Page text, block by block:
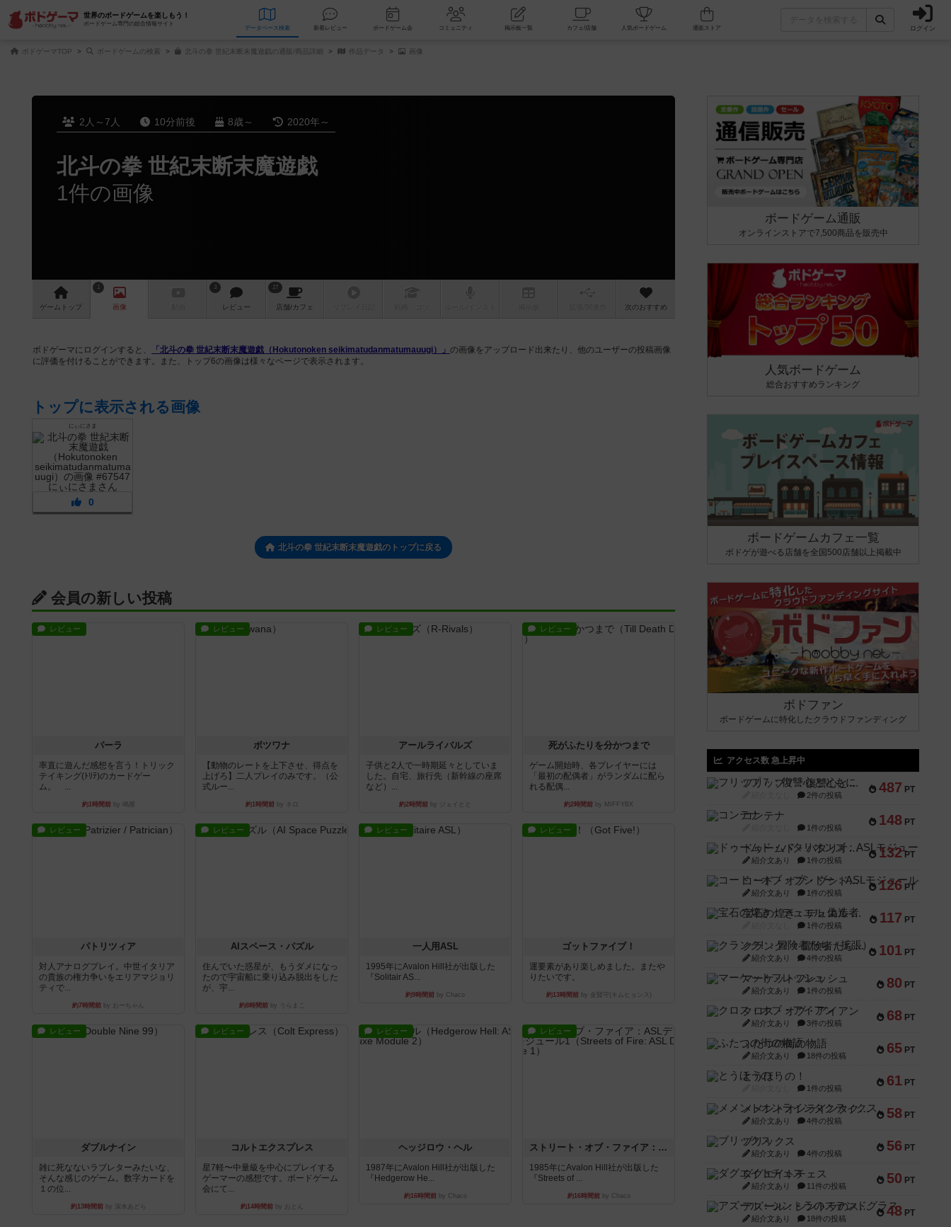
世界のボードゲームを楽しもう！
ボードゲーム専門の総合情報サイト
データベース 検索 新着レビュー ボードゲーム会 コミュニティ 掲示板一覧 カフェ/店舗 人気ボードゲーム ログイン
ボドゲーマTOP ボードゲームの検索 北斗の拳 世紀末断末魔遊戯の通販/商品詳細 作品データ 画像
2人～7人 10分前後 8歳～ 2020年～
北斗の拳 世紀末断末魔遊戯
1件の画像
ゲーム トップ
1
画像
3
レビュー
27
店舗/カフェ 次のおすすめ
ボドゲーマにログインすると、 「北斗の拳 世紀末断末魔遊戯（Hokutonoken seikimatudanmatumauugi）」 の画像をアップロード出来たり、他のユーザーの投稿画像
に評価を付けることができます。また、トップ6の画像は様々なページで表示されます。
トップに表示される画像
にぃにさま
0
北斗の拳 世紀末断末魔遊戯のトップに戻る
会員の新しい投稿
レビュー
パーラ
率直に遊んだ感想を言う！トリック
テイキング(ﾄﾘﾃ)のカードゲー
ム。 ...
約1時間前by 鳴屋
レビュー
ボツワナ
【動物のレートを上下させ、得点を
上げろ】二人プレイのみです。（公
式ルー...
約1時間前by ネロ
レビュー
アールライバルズ
子供と2人で一時期延々としていま
した。自宅、旅行先（新幹線の座席
など）...
約2時間前 by ジェイとと
レビュー
死がふたりを分かつまで
ゲーム開始時、各プレイヤーには
「最初の配偶者」がランダムに配ら
れる配偶...
約2時間前 by MIFFYBX
レビュー
パトリツィア
対人アナログプレイ。中世イタリア
の貴族の権力争いをエリアマジョリ
ティで...
約7時間前 by おーちゃん
レビュー
AIスペース・パズル
住んでいた惑星が、もうダメになっ
たので宇宙船に乗り込み脱出をした
が、宇...
約8時間前by うらまこ
レビュー
一人用ASL
1995年にAvalon Hill社が出版した
『Solitair AS...
約9時間前 by Chaco
レビュー
ゴットファイブ！
運要素があり楽しめました。またや
りたいです。
約13時間前by 金賢守(キムヒョンス)
レビュー
ダブルナイン
雑に死なないラブレターみたいな、
そんな感じのゲーム。数字カードを
１の位...
約13時間前by 深水あどら
レビュー
コルトエクスプレス
星7軽〜中量級を中心にプレイする
ゲーマーの感想です。ボードゲーム
会にて...
約14時間前by おとん
レビュー
ヘッジロウ・ヘル
1987年にAvalon Hill社が出版した
『Hedgerow He...
約16時間前by Chaco
レビュー
ストリート・オブ・ファイア：ASLデラックスモジュール1
1985年にAvalon Hill社が出版した
『Streets of ...
約16時間前by Chaco
ボードゲーム通販
オンラインストアで7,500商品を販売中
人気ボードゲーム
総合おすすめランキング
ボードゲームカフェ一覧
ボドゲが遊べる店舗を全国500店舗以上掲載中
ボドファン
ボードゲームに特化したクラウドファンディング
アクセス数 急上昇中
487 PT
フリップ７：復讐心とともに
2件の投稿
148 PT
コンテナ
1件の投稿
132 PT
ドゥームド・バタリオンズ：ASLモジュール11
紹介文あり 1件の投稿
126 PT
コード・オブ・ブシドー：ASLモジュール8
紹介文あり 1件の投稿
117 PT
宝石の煌き：デュエル 偽造者
1件の投稿
101 PT
クランク! ：冒険者たち（拡張）
紹介文あり 4件の投稿
80 PT
マーケットフレッシュ
紹介文あり 1件の投稿
68 PT
クロス・オブ・アイアン
紹介文あり 3件の投稿
65 PT
ふたつの街の物語
紹介文あり 18件の投稿
61 PT
とうほうの！
1件の投稿
58 PT
メメントオンラインタクティクス
紹介文あり 4件の投稿
56 PT
ブリックス
紹介文あり 4件の投稿
50 PT
ダグエイトチェス
紹介文あり 11件の投稿
48 PT
アズール：シントラのステンドグラス
紹介文あり 18件の投稿